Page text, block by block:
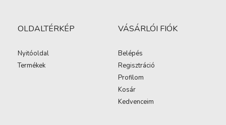
OLDALTÉRKÉP
Nyitóoldal
Termékek
VÁSÁRLÓI FIÓK
Belépés
Regisztráció
Profilom
Kosár
Kedvenceim